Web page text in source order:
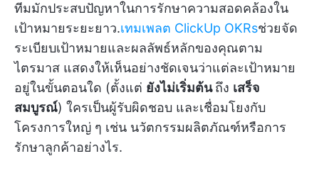
ทีมมักประสบปัญหาในการรักษาความสอดคล้องใน
เป้าหมายระยะยาว.เทมเพลต ClickUp OKRsช่วยจัด
ระเบียบเป้าหมายและผลลัพธ์หลักของคุณตาม
ไตรมาส แสดงให้เห็นอย่างชัดเจนว่าแต่ละเป้าหมาย
อยู่ในขั้นตอนใด (ตั้งแต่ ยังไม่เริ่มต้นถึง เสร็จ
สมบูรณ์) ใครเป็นผู้รับผิดชอบ และเชื่อมโยงกับ
โครงการใหญ่ ๆ เช่น นวัตกรรมผลิตภัณฑ์หรือการ
รักษาลูกค้าอย่างไร.